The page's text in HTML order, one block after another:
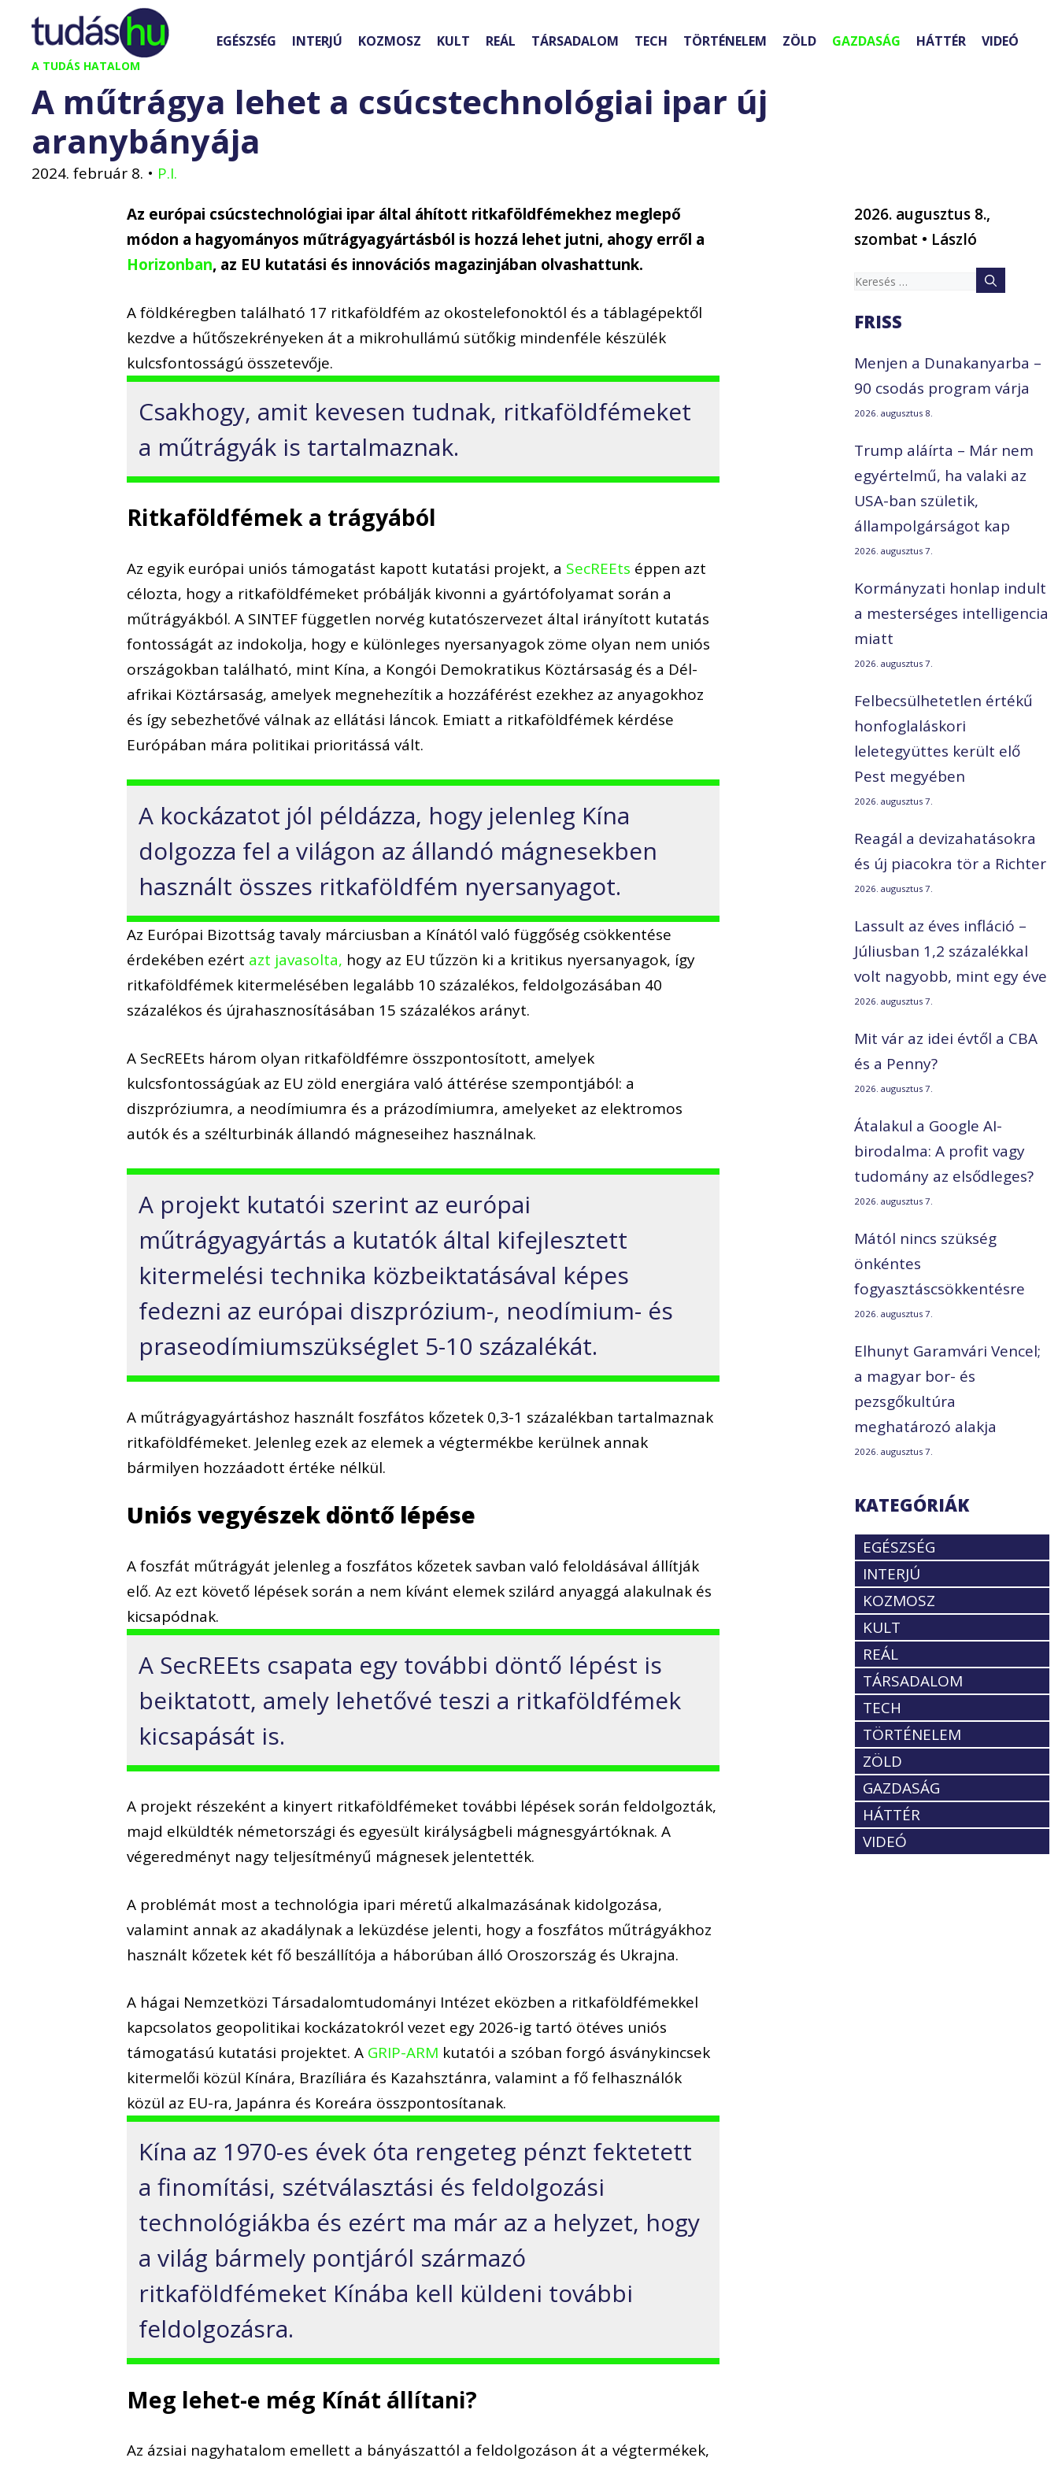
Kilépés
tartalomba
A TUDÁS HATALOM
EGÉSZSÉG INTERJÚ KOZMOSZ KULT REÁL TÁRSADALOM TECH TÖRTÉNELEM ZÖLD GAZDASÁG HÁTTÉR VIDEÓ
A műtrágya lehet a csúcstechnológiai ipar új
aranybányája
2024. február 8. • P.I.
Az európai csúcstechnológiai ipar által áhított ritkaföldfémekhez meglepő
módon a hagyományos műtrágyagyártásból is hozzá lehet jutni, ahogy erről a
Horizonban, az EU kutatási és innovációs magazinjában olvashattunk.
A földkéregben található 17 ritkaföldfém az okostelefonoktól és a táblagépektől
kezdve a hűtőszekrényeken át a mikrohullámú sütőkig mindenféle készülék
kulcsfontosságú összetevője.
Csakhogy, amit kevesen tudnak, ritkaföldfémeket
a műtrágyák is tartalmaznak.
Ritkaföldfémek a trágyából
Az egyik európai uniós támogatást kapott kutatási projekt, a SecREEts éppen azt
célozta, hogy a ritkaföldfémeket próbálják kivonni a gyártófolyamat során a
műtrágyákból. A SINTEF független norvég kutatószervezet által irányított kutatás
fontosságát az indokolja, hogy e különleges nyersanyagok zöme olyan nem uniós
országokban található, mint Kína, a Kongói Demokratikus Köztársaság és a Dél-
afrikai Köztársaság, amelyek megnehezítik a hozzáférést ezekhez az anyagokhoz
és így sebezhetővé válnak az ellátási láncok. Emiatt a ritkaföldfémek kérdése
Európában mára politikai prioritássá vált.
A kockázatot jól példázza, hogy jelenleg Kína
dolgozza fel a világon az állandó mágnesekben
használt összes ritkaföldfém nyersanyagot.
Az Európai Bizottság tavaly márciusban a Kínától való függőség csökkentése
érdekében ezért azt javasolta, hogy az EU tűzzön ki a kritikus nyersanyagok, így
ritkaföldfémek kitermelésében legalább 10 százalékos, feldolgozásában 40
százalékos és újrahasznosításában 15 százalékos arányt.
A SecREEts három olyan ritkaföldfémre összpontosított, amelyek
kulcsfontosságúak az EU zöld energiára való áttérése szempontjából: a
diszpróziumra, a neodímiumra és a prázodímiumra, amelyeket az elektromos
autók és a szélturbinák állandó mágneseihez használnak.
A projekt kutatói szerint az európai
műtrágyagyártás a kutatók által kifejlesztett
kitermelési technika közbeiktatásával képes
fedezni az európai diszprózium-, neodímium- és
praseodímiumszükséglet 5-10 százalékát.
A műtrágyagyártáshoz használt foszfátos kőzetek 0,3-1 százalékban tartalmaznak
ritkaföldfémeket. Jelenleg ezek az elemek a végtermékbe kerülnek annak
bármilyen hozzáadott értéke nélkül.
Uniós vegyészek döntő lépése
A foszfát műtrágyát jelenleg a foszfátos kőzetek savban való feloldásával állítják
elő. Az ezt követő lépések során a nem kívánt elemek szilárd anyaggá alakulnak és
kicsapódnak.
A SecREEts csapata egy további döntő lépést is
beiktatott, amely lehetővé teszi a ritkaföldfémek
kicsapását is.
A projekt részeként a kinyert ritkaföldfémeket további lépések során feldolgozták,
majd elküldték németországi és egyesült királyságbeli mágnesgyártóknak. A
végeredményt nagy teljesítményű mágnesek jelentették.
A problémát most a technológia ipari méretű alkalmazásának kidolgozása,
valamint annak az akadálynak a leküzdése jelenti, hogy a foszfátos műtrágyákhoz
használt kőzetek két fő beszállítója a háborúban álló Oroszország és Ukrajna.
A hágai Nemzetközi Társadalomtudományi Intézet eközben a ritkaföldfémekkel
kapcsolatos geopolitikai kockázatokról vezet egy 2026-ig tartó ötéves uniós
támogatású kutatási projektet. A GRIP-ARM kutatói a szóban forgó ásványkincsek
kitermelői közül Kínára, Brazíliára és Kazahsztánra, valamint a fő felhasználók
közül az EU-ra, Japánra és Koreára összpontosítanak.
Kína az 1970-es évek óta rengeteg pénzt fektetett
a finomítási, szétválasztási és feldolgozási
technológiákba és ezért ma már az a helyzet, hogy
a világ bármely pontjáról származó
ritkaföldfémeket Kínába kell küldeni további
feldolgozásra.
Meg lehet-e még Kínát állítani?
Az ázsiai nagyhatalom emellett a bányászattól a feldolgozáson át a végtermékek,
2026. augusztus 8.,
szombat • László
Keresés:
FRISS
Menjen a Dunakanyarba –
90 csodás program várja
2026. augusztus 8.
Trump aláírta – Már nem
egyértelmű, ha valaki az
USA-ban születik,
állampolgárságot kap
2026. augusztus 7.
Kormányzati honlap indult
a mesterséges intelligencia
miatt
2026. augusztus 7.
Felbecsülhetetlen értékű
honfoglaláskori
leletegyüttes került elő
Pest megyében
2026. augusztus 7.
Reagál a devizahatásokra
és új piacokra tör a Richter
2026. augusztus 7.
Lassult az éves infláció –
Júliusban 1,2 százalékkal
volt nagyobb, mint egy éve
2026. augusztus 7.
Mit vár az idei évtől a CBA
és a Penny?
2026. augusztus 7.
Átalakul a Google AI-
birodalma: A profit vagy
tudomány az elsődleges?
2026. augusztus 7.
Mától nincs szükség
önkéntes
fogyasztáscsökkentésre
2026. augusztus 7.
Elhunyt Garamvári Vencel;
a magyar bor- és
pezsgőkultúra
meghatározó alakja
2026. augusztus 7.
KATEGÓRIÁK
EGÉSZSÉG
INTERJÚ
KOZMOSZ
KULT
REÁL
TÁRSADALOM
TECH
TÖRTÉNELEM
ZÖLD
GAZDASÁG
HÁTTÉR
VIDEÓ